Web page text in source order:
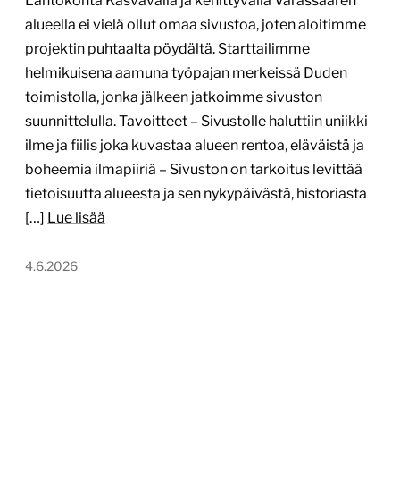
alueella ei vielä ollut omaa sivustoa, joten aloitimme
projektin puhtaalta pöydältä. Starttailimme
helmikuisena aamuna työpajan merkeissä Duden
toimistolla, jonka jälkeen jatkoimme sivuston
suunnittelulla. Tavoitteet – Sivustolle haluttiin uniikki
ilme ja fiilis joka kuvastaa alueen rentoa, eläväistä ja
boheemia ilmapiiriä – Sivuston on tarkoitus levittää
tietoisuutta alueesta ja sen nykypäivästä, historiasta
[…] Lue lisää
4.6.2026